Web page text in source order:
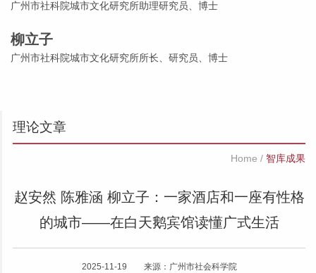
广州市社科院城市文化研究所助理研究员、博士
柳立子
广州市社科院城市文化研究所所长、研究员、博士
理论文章
Home / 智库成果
赵安然 陈雅涵 柳立子：一家酒店和一座有性格
的城市——在白天鹅宾馆读懂广式生活
2025-11-19 来源：广州市社会科学院